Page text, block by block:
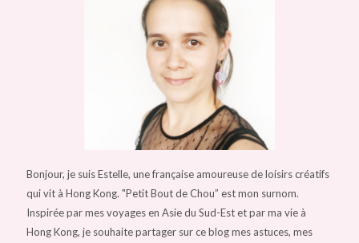
Bonjour, je suis Estelle, une française amoureuse de loisirs créatifs
qui vit à Hong Kong. "Petit Bout de Chou” est mon surnom.
Inspirée par mes voyages en Asie du Sud-Est et par ma vie à
Hong Kong, je souhaite partager sur ce blog mes astuces, mes